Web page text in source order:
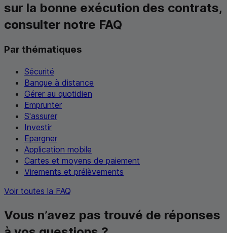
sur la bonne exécution des contrats,
consulter notre FAQ
Par thématiques
Sécurité
Banque à distance
Gérer au quotidien
Emprunter
S'assurer
Investir
Epargner
Application mobile
Cartes et moyens de paiement
Virements et prélèvements
Voir toutes la FAQ
Vous n’avez pas trouvé de réponses